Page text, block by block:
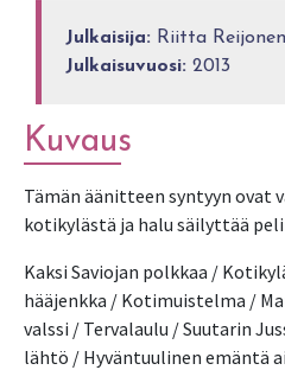
Julkaisija: Riitta Reijonen
Julkaisuvuosi: 2013
Kuvaus
Tämän äänitteen syntyyn
kotikylästä ja halu säilyttää
Kaksi Saviojan polkkaa /
hääjenkka / Kotimuistelma /
valssi / Tervalaulu / Suutarin
lähtö / Hyväntuulinen emäntä